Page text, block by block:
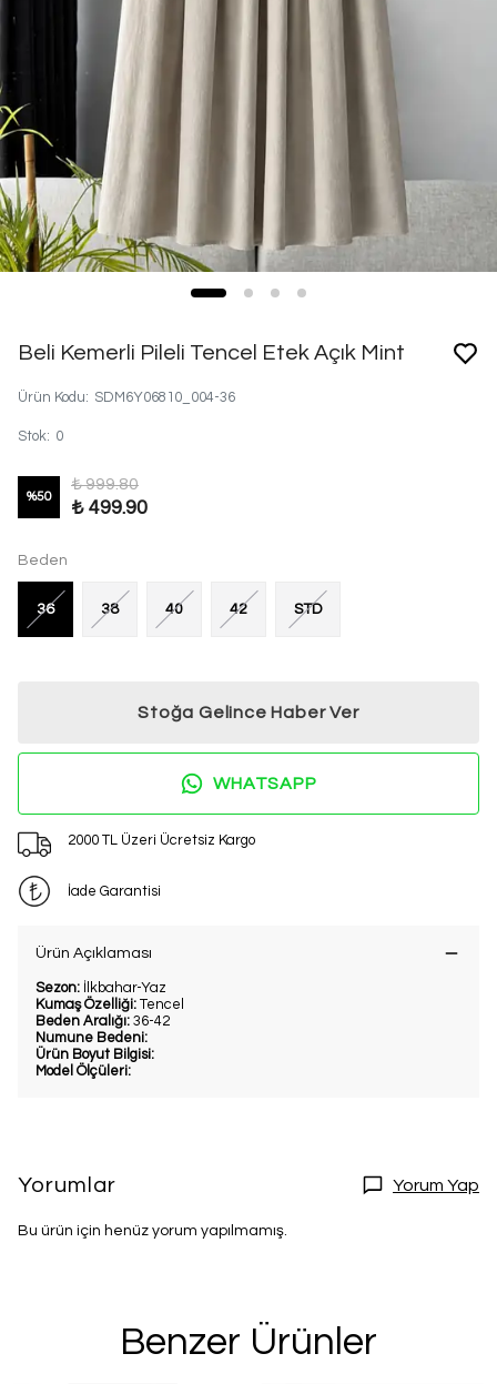
Beli Kemerli Pileli Tencel Etek Açık Mint
Ürün Kodu: SDM6Y06810_004-36
Stok: 0
%50
₺ 999.80
₺ 499.90
Beden
36 38 40 42 STD
Stoğa Gelince Haber Ver
WHATSAPP
2000 TL Üzeri Ücretsiz Kargo
İade Garantisi
Ürün Açıklaması
Sezon: İlkbahar-Yaz
Kumaş Özelliği: Tencel
Beden Aralığı: 36-42
Numune Bedeni:
Ürün Boyut Bilgisi:
Model Ölçüleri:
Yorumlar Yorum Yap
Bu ürün için henüz yorum yapılmamış.
Benzer Ürünler